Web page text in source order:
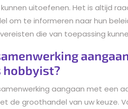
uitoefenen. Het is altijd
om te informeren naar hun
die van toepassing
hobbyist?
aangaan met een
de groothandel van uw keuze.